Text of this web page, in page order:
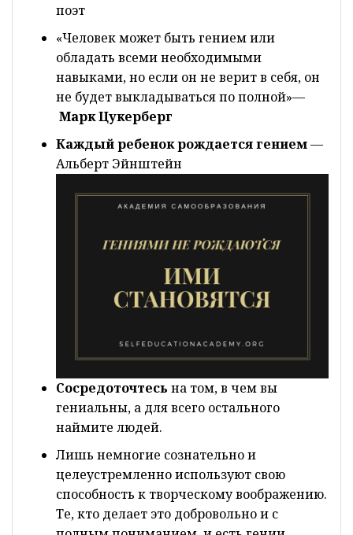
поэт
«Человек может быть гением или
обладать всеми необходимыми
навыками, но если он не верит в себя, он
не будет выкладываться по полной»—
Марк Цукерберг
Каждый ребенок рождается гением—
Альберт Эйнштейн
Сосредоточтесь на том, в чем вы
гениальны, а для всего остального
наймите людей.
Лишь немногие сознательно и
целеустремленно используют свою
способность к творческому воображению.
Те, кто делает это добровольно и с